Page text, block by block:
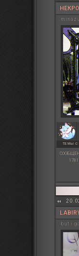
ТЕМЫ С
1781
but i